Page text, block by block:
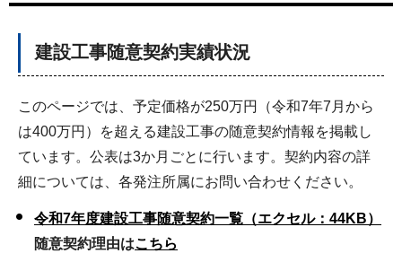
建設工事随意契約実績状況
このページでは、予定価格が250万円（令和7年7月から
は400万円）を超える建設工事の随意契約情報を掲載し
ています。公表は3か月ごとに行います。契約内容の詳
細については、各発注所属にお問い合わせください。
令和7年度建設工事随意契約一覧（エクセル：44KB）
随意契約理由はこちら